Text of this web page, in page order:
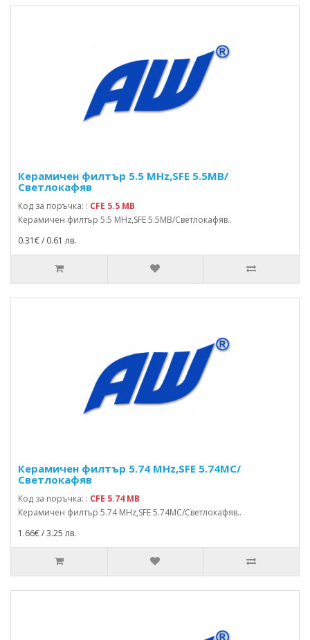
Керамичен филтър 5.5 MHz,SFE 5.5MB/
Светлокафяв
Код за поръчка: : CFE 5.5 MB
Керамичен филтър 5.5 MHz,SFE 5.5MB/Светлокафяв..
0.31€ / 0.61 лв.
Керамичен филтър 5.74 MHz,SFE 5.74MC/
Светлокафяв
Код за поръчка: : CFE 5.74 MB
Керамичен филтър 5.74 MHz,SFE 5.74MC/Светлокафяв..
1.66€ / 3.25 лв.